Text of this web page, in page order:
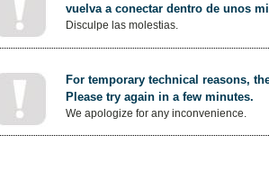
vuelva a conectar dentro de unos
Disculpe las molestias.
For temporary technical reasons,
Please try again in a few minutes.
We apologize for any inconvenience.